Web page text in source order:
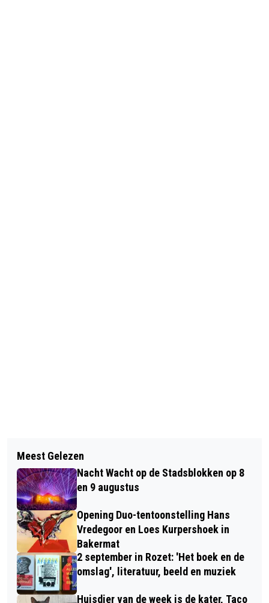
79E AIRBORNE LUCHTLANDINGEN EN
HERDENKING OP DE GINKELSE HEI
THEATER AAN DE RIJN OPENT
SEIZOEN 2023-2024 MET TWEE
VOORSTELLINGEN
Meest Gelezen
Nacht Wacht op de Stadsblokken op 8
en 9 augustus
Opening Duo-tentoonstelling Hans
Vredegoor en Loes Kurpershoek in
Bakermat
2 september in Rozet: 'Het boek en de
omslag', literatuur, beeld en muziek
Huisdier van de week is de kater, Taco